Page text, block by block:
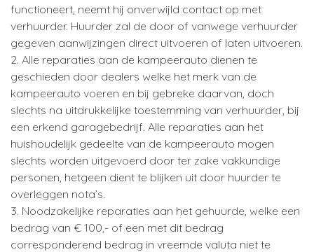
functioneert, neemt hij onverwijld contact op met
verhuurder. Huurder zal de door of vanwege verhuurder
gegeven aanwijzingen direct uitvoeren of laten uitvoeren.
2. Alle reparaties aan de kampeerauto dienen te
geschieden door dealers welke het merk van de
kampeerauto voeren en bij gebreke daarvan, doch
slechts na uitdrukkelijke toestemming van verhuurder, bij
een erkend garagebedrijf. Alle reparaties aan het
huishoudelijk gedeelte van de kampeerauto mogen
slechts worden uitgevoerd door ter zake vakkundige
personen, hetgeen dient te blijken uit door huurder te
overleggen nota’s.
3. Noodzakelijke reparaties aan het gehuurde, welke een
bedrag van € 100,- of een met dit bedrag
corresponderend bedrag in vreemde valuta niet te